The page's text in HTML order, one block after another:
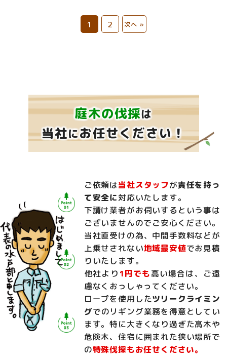
1 2 次へ »
庭木の伐採は
当社にお任せください！
ご依頼は当社スタッフが責任を持っ
て安全に対応いたします。
下請け業者がお伺いするという事は
ございませんのでご安心ください。
当社直受けの為、中間手数料などが
上乗せされない地域最安値でお見積
りいたします。
他社より 1円でも高い場合は、ご遠
慮なくおっしゃってください。
ロープを使用したツリークライミン
グでのリギング業務を得意としてい
ます。特に大きくなり過ぎた高木や
危険木、住宅に囲まれた狭い場所で
の特殊伐採もお任せください。